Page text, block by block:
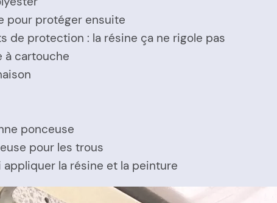
pour protéger ensuite
de protection : la résine ça ne rigole pas
à cartouche
ponceuse
pour les trous
appliquer la résine et la peinture